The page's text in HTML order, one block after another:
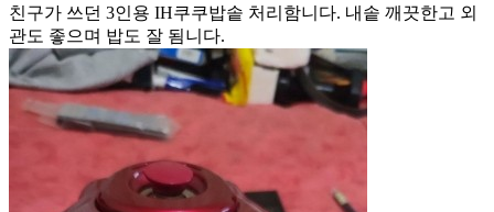
친구가 쓰던 3인용 IH쿠쿠밥솥 처리함니다. 내솥 깨끗한고 외
관도 좋으며 밥도 잘 됨니다.